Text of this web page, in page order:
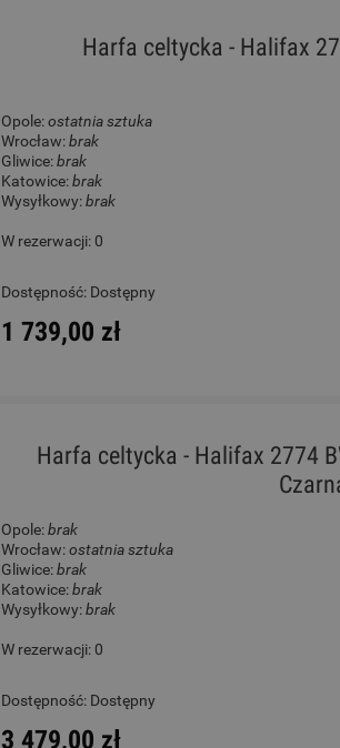
Harfa celtycka - Halifax
Opole:ostatnia sztuka
Wrocław:brak
Gliwice:brak
Katowice:brak
Wysyłkowy:brak
W rezerwacji: 0
Dostępność: Dostępny
1 739,00 zł
Harfa celtycka - Halifax 2774
Opole:brak
Wrocław:ostatnia sztuka
Gliwice:brak
Katowice:brak
Wysyłkowy:brak
W rezerwacji: 0
Dostępność: Dostępny
3 479,00 zł